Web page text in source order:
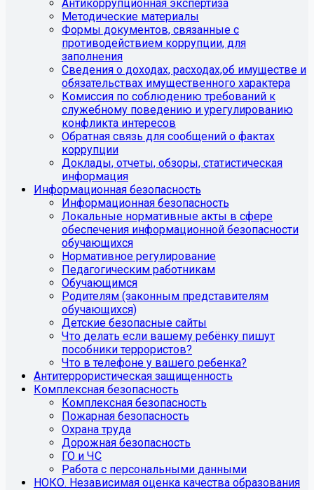
Антикоррупционная экспертиза
Методические материалы
Формы документов, связанные с
противодействием коррупции, для
заполнения
Сведения о доходах, расходах,об имуществе и
обязательствах имущественного характера
Комиссия по соблюдению требований к
служебному поведению и урегулированию
конфликта интересов
Обратная связь для сообщений о фактах
коррупции
Доклады, отчеты, обзоры, статистическая
информация
Информационная безопасность
Информационная безопасность
Локальные нормативные акты в сфере
обеспечения информационной безопасности
обучающихся
Нормативное регулирование
Педагогическим работникам
Обучающимся
Родителям (законным представителям
обучающихся)
Детские безопасные сайты
Что делать если вашему ребёнку пишут
пособники террористов?
Что в телефоне у вашего ребенка?
Антитеррористическая защищенность
Комплексная безопасность
Комплексная безопасность
Пожарная безопасность
Охрана труда
Дорожная безопасность
ГО и ЧС
Работа с персональными данными
НОКО. Независимая оценка качества образования